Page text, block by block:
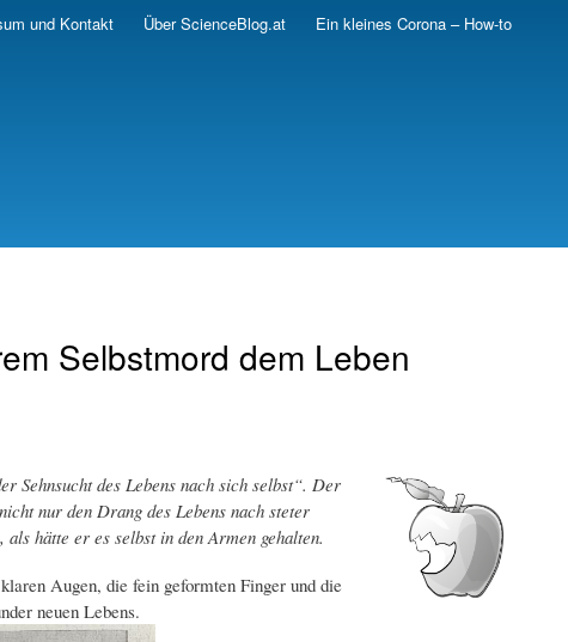
und Kontakt Über ScienceBlog.at Ein kleines Corona – How-to
Selbstmord dem Leben
Sehnsucht des Lebens nach sich selbst“. Der
nur den Drang des Lebens nach steter
hätte er es selbst in den Armen gehalten.
Augen, die fein geformten Finger und die
neuen Lebens.